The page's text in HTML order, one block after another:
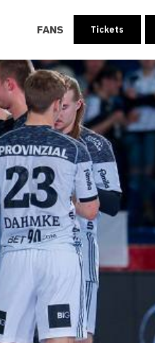
FANS Tickets